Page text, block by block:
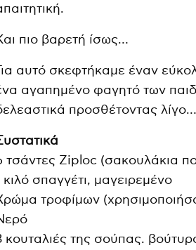
πιο βαρετή ίσως…
αυτό σκεφτήκαμε έναν
αγαπημένο φαγητό των
προσθέτοντας
τσάντες Ziploc (σακουλάκια
κιλό σπαγγέτι, μαγειρεμένο
τροφίμων
κουταλιές της σούπας.